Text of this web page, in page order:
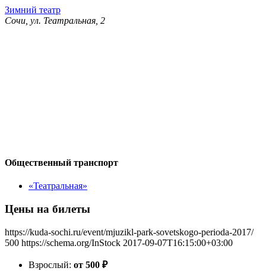
Зимний театр
Сочи, ул. Театральная, 2
Общественный транспорт
«Театральная»
Цены на билеты
https://kuda-sochi.ru/event/mjuzikl-park-sovetskogo-perioda-2017/
500 https://schema.org/InStock 2017-09-07T16:15:00+03:00
Взрослый: от 500 ₽